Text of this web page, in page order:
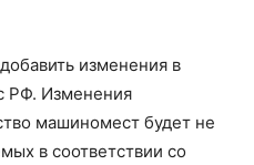
изменения в
РФ. Изменения
машиномест будет не
в соответствии со